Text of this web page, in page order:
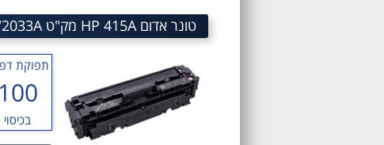
טונר אדום HP 415A מק"ט HP 415A MAGenta Toner Cartridge W2033A
תפוקת
בכיסוי